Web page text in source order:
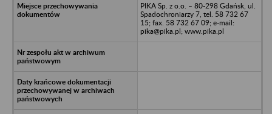
PIKA Sp. z o.o. – 80-298 Gdańsk, ul.
Spadochroniarzy 7, tel. 58 732 67
15; fax. 58 732 67 09; e-mail:
pika@pika.pl; www.pika.pl